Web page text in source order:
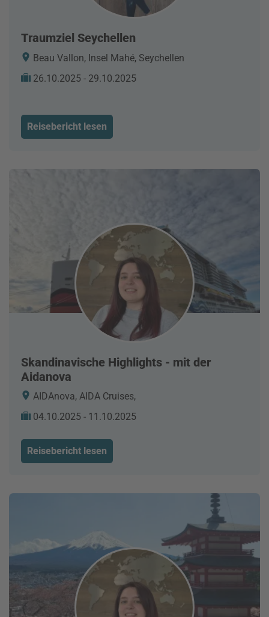
Traumziel Seychellen
Beau Vallon, Insel Mahé, Seychellen
26.10.2025 - 29.10.2025
Reisebericht lesen
Skandinavische Highlights - mit der
Aidanova
AIDAnova, AIDA Cruises,
04.10.2025 - 11.10.2025
Reisebericht lesen